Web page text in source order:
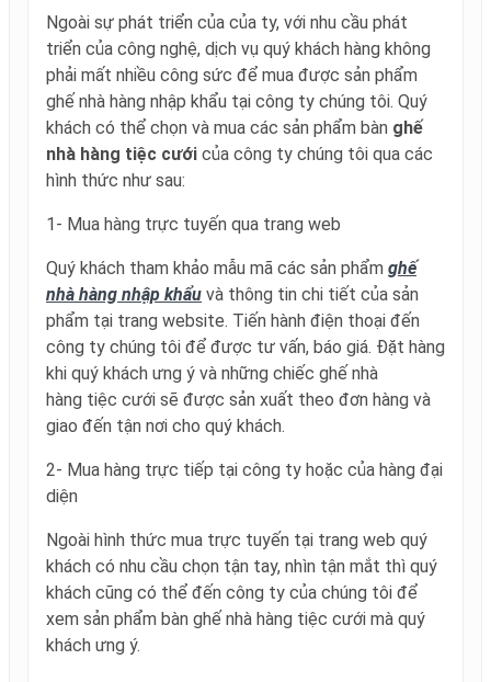
Ngoài sự phát triển của của ty, với nhu cầu phát
triển của công nghệ, dịch vụ quý khách hàng không
phải mất nhiều công sức để mua được sản phẩm
ghế nhà hàng nhập khẩu tại công ty chúng tôi. Quý
khách có thể chọn và mua các sản phẩm bàn ghế
nhà hàng tiệc cưới của công ty chúng tôi qua các
hình thức như sau:
1- Mua hàng trực tuyến qua trang web
Quý khách tham khảo mẫu mã các sản phẩm ghế
nhà hàng nhập khẩu và thông tin chi tiết của sản
phẩm tại trang website. Tiến hành điện thoại đến
công ty chúng tôi để được tư vấn, báo giá. Đặt hàng
khi quý khách ưng ý và những chiếc ghế nhà
hàng tiệc cưới sẽ được sản xuất theo đơn hàng và
giao đến tận nơi cho quý khách.
2- Mua hàng trực tiếp tại công ty hoặc của hàng đại
diện
Ngoài hình thức mua trực tuyến tại trang web quý
khách có nhu cầu chọn tận tay, nhìn tận mắt thì quý
khách cũng có thể đến công ty của chúng tôi để
xem sản phẩm bàn ghế nhà hàng tiệc cưới mà quý
khách ưng ý.